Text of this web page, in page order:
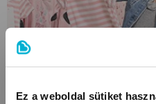
Ez a weboldal sütiket
kedvezményekkel és egyéni